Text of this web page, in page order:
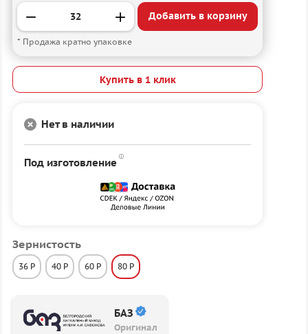
Зернистость
36 P 40 P 60 P 80 P
БАЗ
Оригинал
Добавить в корзину
* Продажа кратно упаковке
Купить в 1 клик
Нет в наличии
Под изготовление